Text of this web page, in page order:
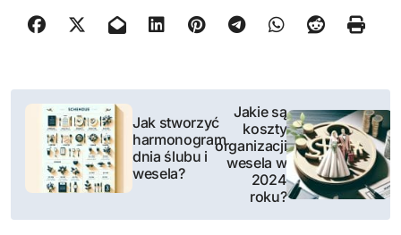
N
w
i
Jak stworzyć
harmonogram
dnia ślubu i
wesela?
Jakie są
koszty
organizacji
wesela w
2024
roku?